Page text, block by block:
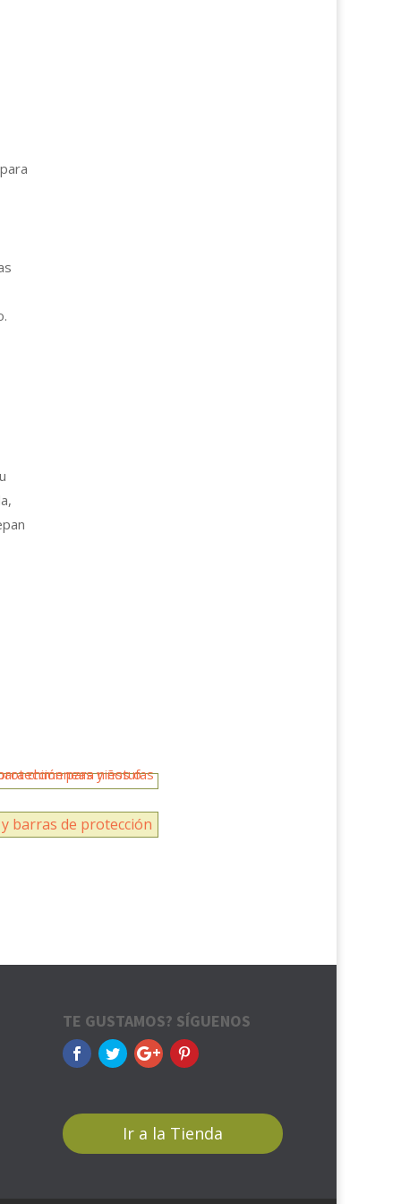
barras de protección
TE GUSTAMOS? SÍGUENOS
Ir a la Tienda